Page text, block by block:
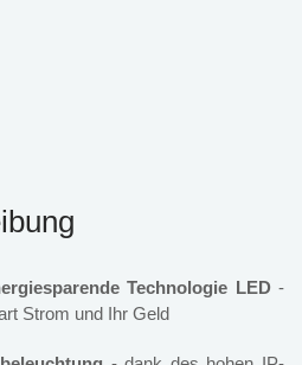
Technologie LED-
Strom und Ihr Geld